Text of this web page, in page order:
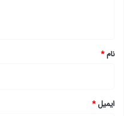
نام*
ایمیل*